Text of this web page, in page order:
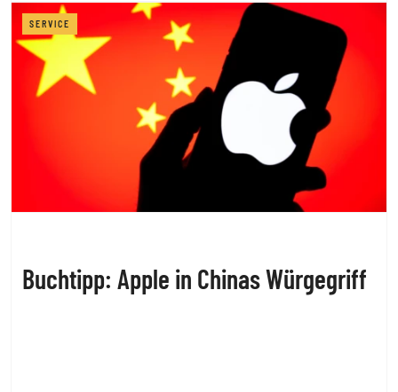
SERVICE
Buchtipp: Apple in Chinas Würgegriff